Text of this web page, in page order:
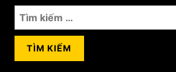
Tìm
kiếm
cho: